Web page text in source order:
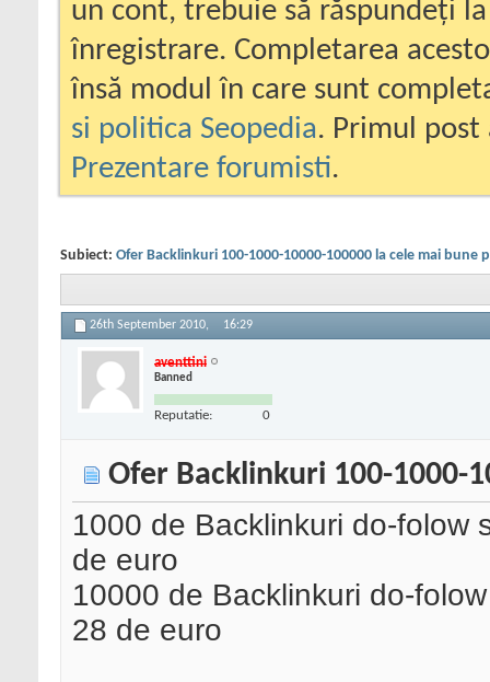
un cont, trebuie să răspundeți
înregistrare. Completarea
însă modul în care sunt
si politica Seopedia. Primul
Prezentare forumisti.
Subiect: Ofer Backlinkuri 100-1000-10000-100000 la cele mai bune
26th September 2010, 16:29
aventtini
Banned
Reputatie: 0
Ofer Backlinkuri 100-1000-
1000 de Backlinkuri do-folow
de euro
10000 de Backlinkuri do-
28 de euro